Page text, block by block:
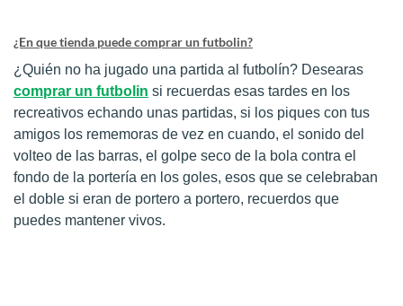
¿En que tienda puede comprar un futbolin?
¿Quién no ha jugado una partida al futbolín? Desearas
comprar un futbolin si recuerdas esas tardes en los
recreativos echando unas partidas, si los piques con tus
amigos los rememoras de vez en cuando, el sonido del
volteo de las barras, el golpe seco de la bola contra el
fondo de la portería en los goles, esos que se celebraban
el doble si eran de portero a portero, recuerdos que
puedes mantener vivos.